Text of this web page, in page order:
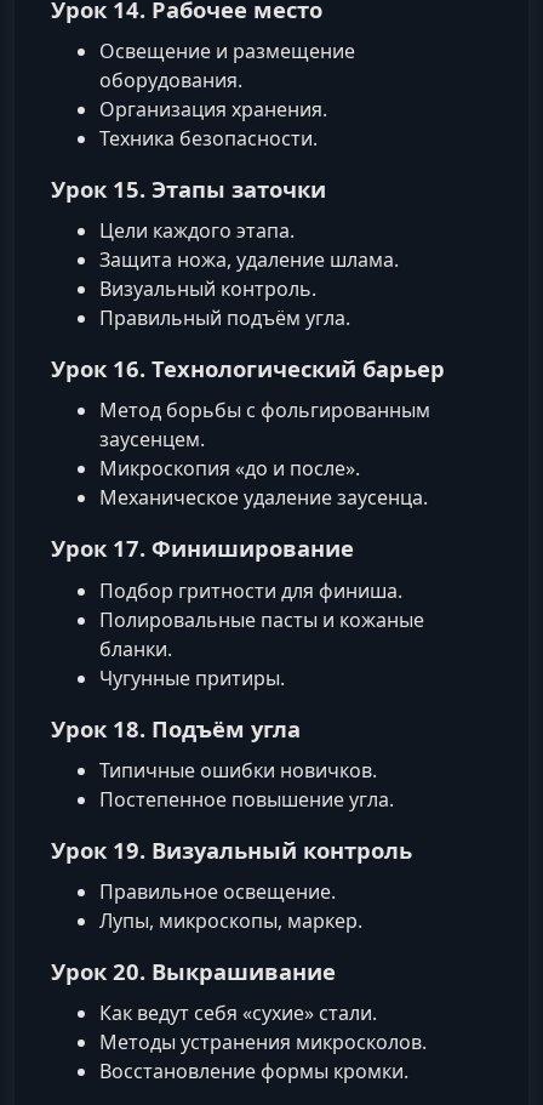
Урок 14. Рабочее место
Освещение и размещение
оборудования.
Организация хранения.
Техника безопасности.
Урок 15. Этапы заточки
Цели каждого этапа.
Защита ножа, удаление шлама.
Визуальный контроль.
Правильный подъём угла.
Урок 16. Технологический барьер
Метод борьбы с фольгированным
заусенцем.
Микроскопия «до и после».
Механическое удаление заусенца.
Урок 17. Финиширование
Подбор гритности для финиша.
Полировальные пасты и кожаные
бланки.
Чугунные притиры.
Урок 18. Подъём угла
Типичные ошибки новичков.
Постепенное повышение угла.
Урок 19. Визуальный контроль
Правильное освещение.
Лупы, микроскопы, маркер.
Урок 20. Выкрашивание
Как ведут себя «сухие» стали.
Методы устранения микросколов.
Восстановление формы кромки.